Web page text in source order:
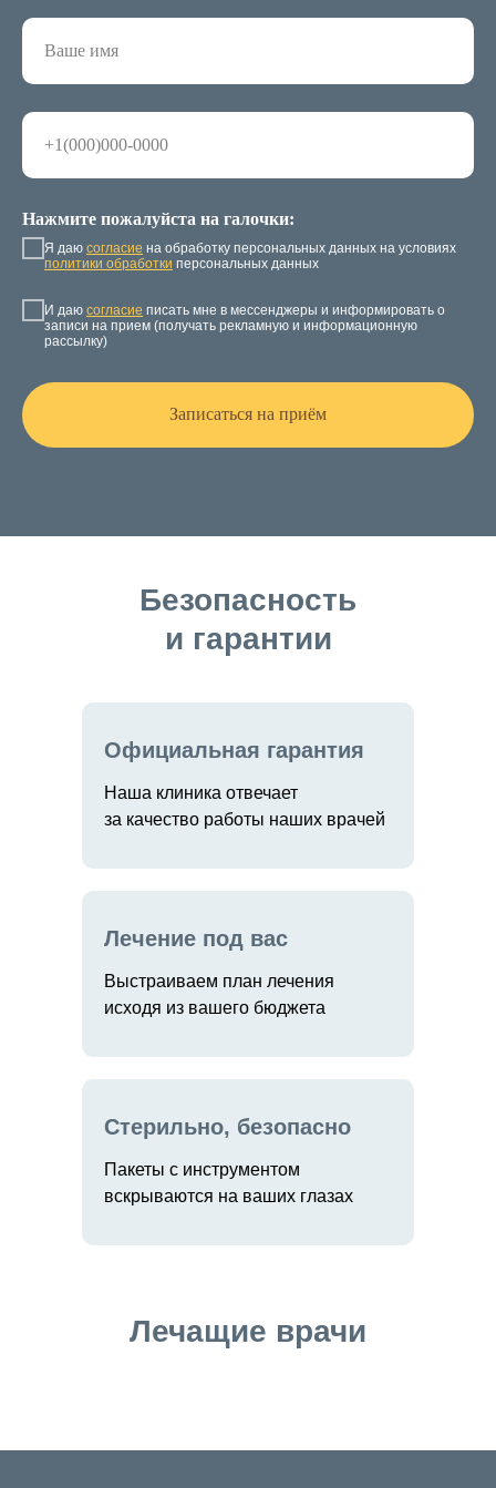
Нажмите пожалуйста на галочки:
Я даю согласие на обработку персональных данных на условиях
политики обработки персональных данных
И даю согласие писать мне в мессенджеры и информировать о
записи на прием (получать рекламную и информационную
рассылку)
Записаться на приём
Безопасность
и гарантии
Официальная гарантия
Наша клиника отвечает
за качество работы наших врачей
Лечение под вас
Выстраиваем план лечения
исходя из вашего бюджета
Стерильно, безопасно
Пакеты с инструментом
вскрываются на ваших глазах
Лечащие врачи